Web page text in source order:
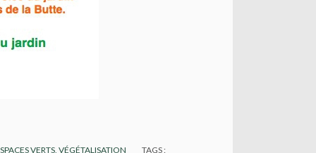
VERTS, VÉGÉTALISATION
TAGS :